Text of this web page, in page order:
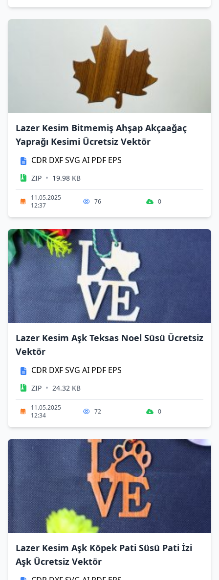
Lazer Kesim Bitmemiş Ahşap Akçaağaç
Yaprağı Kesimi Ücretsiz Vektör
CDR DXFSVG AI PDF EPS
ZIP • 19.98 KB
11.05.2025
12:37
76 0
Lazer Kesim Aşk Teksas Noel Süsü Ücretsiz
Vektör
CDR DXFSVG AI PDF EPS
ZIP • 24.32 KB
11.05.2025
12:34
72 0
Lazer Kesim Aşk Köpek Pati Süsü Pati İzi
Aşk Ücretsiz Vektör